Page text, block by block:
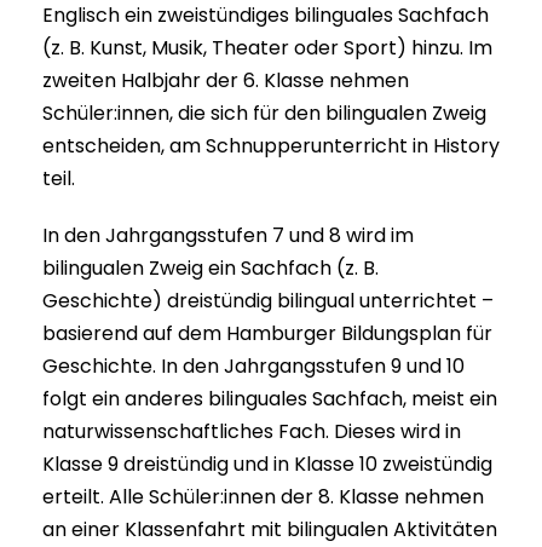
Englisch ein zweistündiges bilinguales Sachfach
(z. B. Kunst, Musik, Theater oder Sport) hinzu. Im
zweiten Halbjahr der 6. Klasse nehmen
Schüler:innen, die sich für den bilingualen Zweig
entscheiden, am Schnupperunterricht in History
teil.
In den Jahrgangsstufen 7 und 8 wird im
bilingualen Zweig ein Sachfach (z. B.
Geschichte) dreistündig bilingual unterrichtet –
basierend auf dem Hamburger Bildungsplan für
Geschichte. In den Jahrgangsstufen 9 und 10
folgt ein anderes bilinguales Sachfach, meist ein
naturwissenschaftliches Fach. Dieses wird in
Klasse 9 dreistündig und in Klasse 10 zweistündig
erteilt. Alle Schüler:innen der 8. Klasse nehmen
an einer Klassenfahrt mit bilingualen Aktivitäten